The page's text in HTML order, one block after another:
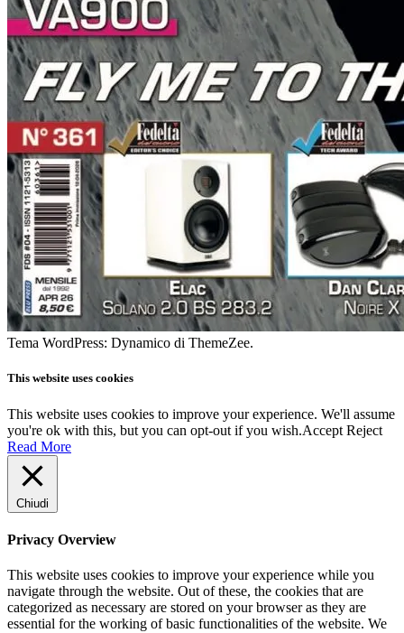
Tema WordPress: Dynamico di ThemeZee.
This website uses cookies
This website uses cookies to improve your experience. We'll assume
you're ok with this, but you can opt-out if you wish.Accept Reject
Read More
Chiudi
Privacy Overview
This website uses cookies to improve your experience while you
navigate through the website. Out of these, the cookies that are
categorized as necessary are stored on your browser as they are
essential for the working of basic functionalities of the website. We